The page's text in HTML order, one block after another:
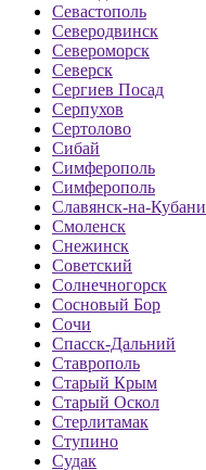
Севастополь
Северодвинск
Североморск
Северск
Сергиев Посад
Серпухов
Сертолово
Сибай
Симферополь
Симферополь
Славянск-на-Кубани
Смоленск
Снежинск
Советский
Солнечногорск
Сосновый Бор
Сочи
Спасск-Дальний
Ставрополь
Старый Крым
Старый Оскол
Стерлитамак
Ступино
Судак